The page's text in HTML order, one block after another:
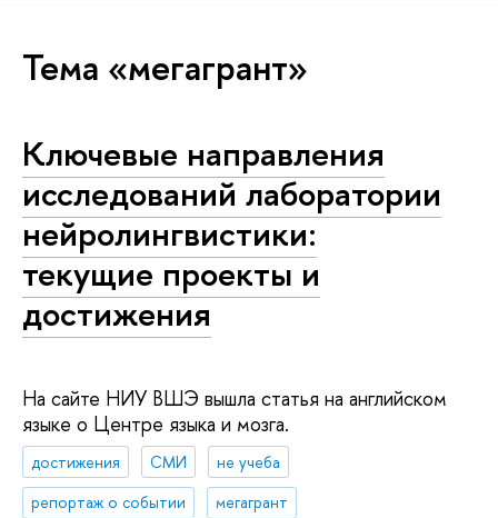
Тема «мегагрант»
Ключевые направления
исследований лаборатории
нейролингвистики:
текущие проекты и
достижения
На сайте НИУ ВШЭ вышла статья на английском
языке о Центре языка и мозга.
достижения СМИ
не учеба
репортаж о событии
мегагрант